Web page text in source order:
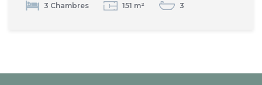
3 Chambres 151 m² 3